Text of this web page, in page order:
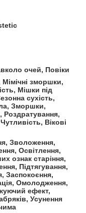
очей, Повіки
Мімічні зморшки,
Мішки під
сухість,
Зморшки,
Роздратування,
Вікові
Зволоження,
Освітлення,
ознак старіння,
Підтягування,
Заспокоєння,
Омолодження,
ефект,
Усунення